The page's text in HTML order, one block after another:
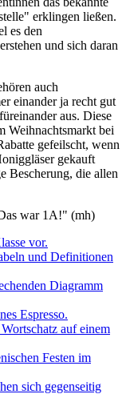
erklingen ließen.
es den
und sich daran
auch
einander ja recht gut
aus. Diese
Weihnachtsmarkt bei
gefeilscht, wenn
gekauft
Bescherung, die allen
war 1A!" (mh)